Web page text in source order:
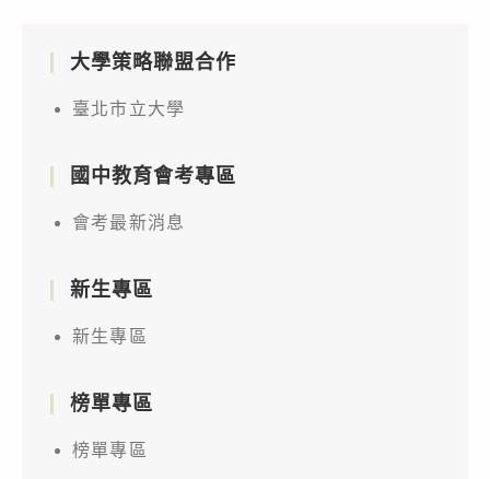
大學策略聯盟合作
臺北市立大學
國中教育會考專區
會考最新消息
新生專區
新生專區
榜單專區
榜單專區